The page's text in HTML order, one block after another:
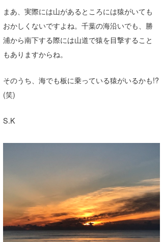
まあ、実際には山があるところには猿がいても
おかしくないですよね。千葉の海沿いでも、勝
浦から南下する際には山道で猿を目撃すること
もありますからね。
そのうち、海でも板に乗っている猿がいるかも!?
(笑)
S.K